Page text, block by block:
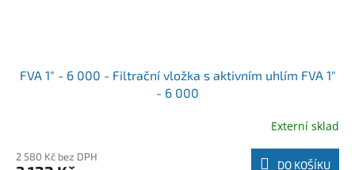
FVA 1" - 6 000 - Filtrační vložka s aktivním uhlím FVA 1"
- 6 000
Externí sklad
2 580 Kč bez DPH
DO KOŠÍKU